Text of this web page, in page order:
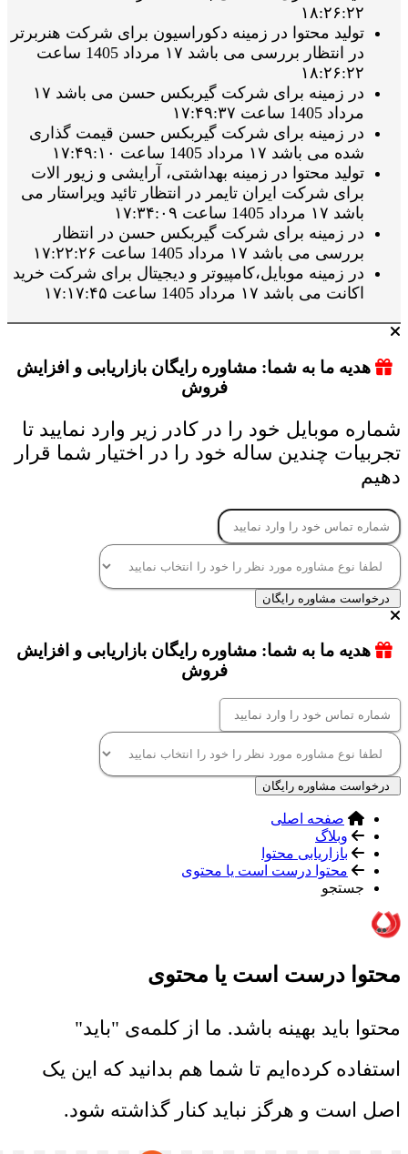
۱۸:۲۶:۲۲
تولید محتوا در زمینه دکوراسیون برای شرکت هنربرتر
در انتظار بررسی می باشد ۱۷ مرداد 1405 ساعت
۱۸:۲۶:۲۲
در زمینه برای شرکت گیربکس حسن می باشد ۱۷
مرداد 1405 ساعت ۱۷:۴۹:۳۷
در زمینه برای شرکت گیربکس حسن قیمت گذاری
شده می باشد ۱۷ مرداد 1405 ساعت ۱۷:۴۹:۱۰
تولید محتوا در زمینه بهداشتی، آرایشی و زیور الات
برای شرکت ایران تایمر در انتظار تائید ویراستار می
باشد ۱۷ مرداد 1405 ساعت ۱۷:۳۴:۰۹
در زمینه برای شرکت گیربکس حسن در انتظار
بررسی می باشد ۱۷ مرداد 1405 ساعت ۱۷:۲۲:۲۶
در زمینه موبایل،کامپیوتر و دیجیتال برای شرکت خرید
اکانت می باشد ۱۷ مرداد 1405 ساعت ۱۷:۱۷:۴۵
هدیه ما به شما: مشاوره رایگان بازاریابی و افزایش
فروش
شماره موبایل خود را در کادر زیر وارد نمایید تا
تجربیات چندین ساله خود را در اختیار شما قرار
دهیم
درخواست مشاوره رایگان
هدیه ما به شما: مشاوره رایگان بازاریابی و افزایش
فروش
درخواست مشاوره رایگان
صفحه اصلی
وبلاگ
بازاریابی محتوا
محتوا درست است یا محتوی
جستجو
محتوا درست است یا محتوی
محتوا باید بهینه باشد. ما از کلمه‌ی "باید"
استفاده کرده‌ایم تا شما هم بدانید که این یک
اصل است و هرگز نباید کنار گذاشته شود.